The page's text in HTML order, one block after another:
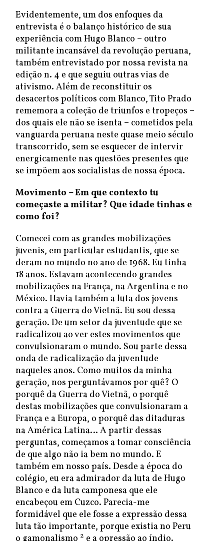
Evidentemente, um dos enfoques da
entrevista é o balanço histórico de sua
experiência com Hugo Blanco – outro
militante incansável da revolução peruana,
também entrevistado por nossa revista na
edição n. 4 e que seguiu outras vias de
ativismo. Além de reconstituir os
desacertos políticos com Blanco, Tito Prado
rememora a coleção de triunfos e tropeços –
dos quais ele não se isenta – cometidos pela
vanguarda peruana neste quase meio século
transcorrido, sem se esquecer de intervir
energicamente nas questões presentes que
se impõem aos socialistas de nossa época.
Movimento – Em que contexto tu
começaste a militar? Que idade tinhas e
como foi?
Comecei com as grandes mobilizações
juvenis, em particular estudantis, que se
deram no mundo no ano de 1968. Eu tinha
18 anos. Estavam acontecendo grandes
mobilizações na França, na Argentina e no
México. Havia também a luta dos jovens
contra a Guerra do Vietnã. Eu sou dessa
geração. De um setor da juventude que se
radicalizou ao ver estes movimentos que
convulsionaram o mundo. Sou parte dessa
onda de radicalização da juventude
naqueles anos. Como muitos da minha
geração, nos perguntávamos por quê? O
porquê da Guerra do Vietnã, o porquê
destas mobilizações que convulsionaram a
França e a Europa, o porquê das ditaduras
na América Latina… A partir dessas
perguntas, começamos a tomar consciência
de que algo não ia bem no mundo. E
também em nosso país. Desde a época do
colégio, eu era admirador da luta de Hugo
Blanco e da luta camponesa que ele
encabeçou em Cuzco. Parecia-me
formidável que ele fosse a expressão dessa
luta tão importante, porque existia no Peru
2